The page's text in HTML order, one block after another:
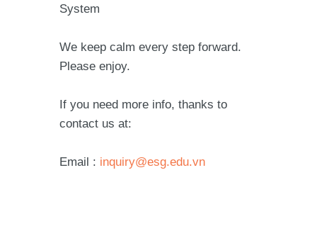
System
We keep calm every step forward.
Please enjoy.
If you need more info, thanks to
contact us at:
Email : inquiry@esg.edu.vn